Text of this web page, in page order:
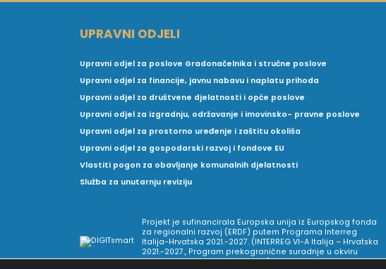
UPRAVNI ODJELI
Upravni odjel za poslove Gradonačelnika i stručne poslove
Upravni odjel za financije, javnu nabavu i naplatu prihoda
Upravni odjel za društvene djelatnosti i opće poslove
Upravni odjel za izgradnju, održavanje i imovinsko- pravne poslove
Upravni odjel za prostorno uređenje i zaštitu okoliša
Upravni odjel za gospodarski razvoj i fondove EU
Vlastiti pogon za obavljanje komunalnih djelatnosti
Služba za unutarnju reviziju
Projekt je sufinancirala Europska unija iz Europskog fonda
za regionalni razvoj (ERDF) putem Programa Interreg
Italija-Hrvatska 2021.-2027. (INTERREG VI-A Italija – Hrvatska
2021.-2027., Program prekogranične suradnje u okviru
Europske teritorijalne suradnje).